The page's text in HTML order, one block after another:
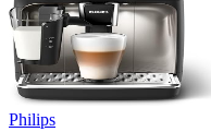
Philips